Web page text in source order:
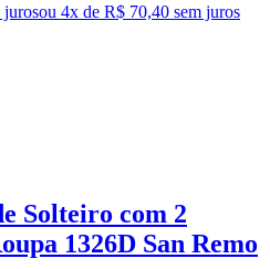
jurosou 4x de R$ 70,40 sem juros
Solteiro com 2
1326D San Remo